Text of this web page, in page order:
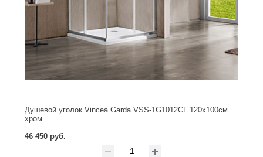
Душевой уголок Vincea Garda VSS-1G1012CL 120х100см.
хром
46 450 руб.